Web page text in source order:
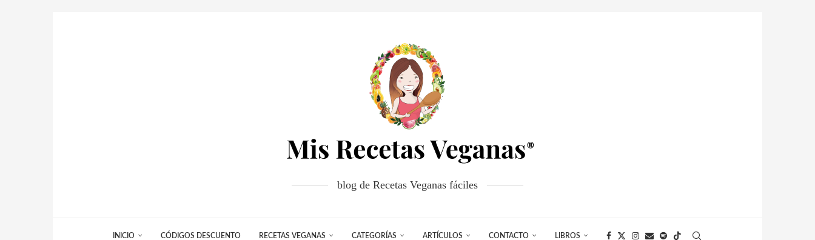
blog de Recetas Veganas fáciles
INICIO CÓDIGOS DESCUENTO RECETAS VEGANAS CATEGORÍAS ARTÍCULOS CONTACTO LIBROS